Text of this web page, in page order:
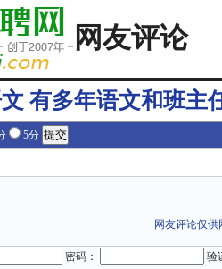
网友评论
有多年语文和班主
5分
网友评论仅
密码：
验